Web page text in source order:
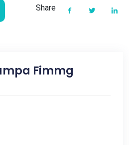
Share
Fimmg